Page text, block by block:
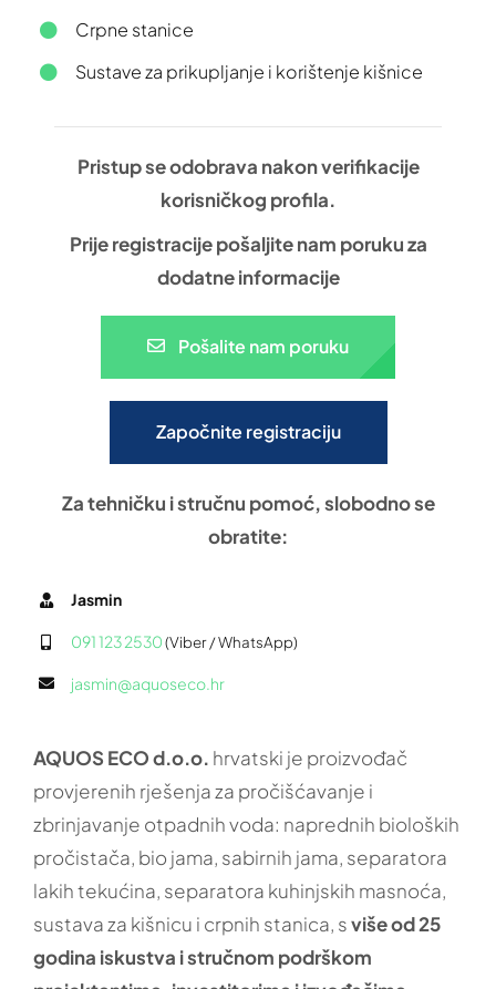
Crpne stanice
Sustave za prikupljanje i korištenje kišnice
Pristup se odobrava nakon verifikacije
korisničkog profila.
Prije registracije pošaljite nam poruku za
dodatne informacije
Pošalite nam poruku
Započnite registraciju
Za tehničku i stručnu pomoć, slobodno se
obratite:
Jasmin
091 123 2530(Viber / WhatsApp)
jasmin@aquoseco.hr
AQUOS ECO d.o.o. hrvatski je proizvođač
provjerenih rješenja za pročišćavanje i
zbrinjavanje otpadnih voda: naprednih bioloških
pročistača, bio jama, sabirnih jama, separatora
lakih tekućina, separatora kuhinjskih masnoća,
sustava za kišnicu i crpnih stanica, sviše od 25
godina iskustva i stručnom podrškom